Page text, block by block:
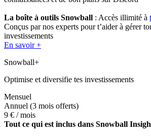
La boîte à outils Snowball : Accès illimité à
Conçus par nos experts pour t’aider à gérer
investissements
En savoir +
Snowball+
Optimise et diversifie tes investissements
Mensuel
Annuel (3 mois offerts)
9 € / mois
Tout ce qui est inclus dans Snowball